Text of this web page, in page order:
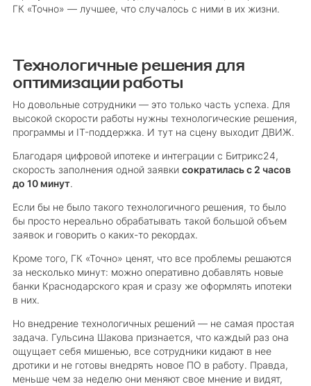
ГК «Точно» — лучшее, что случалось с ними в их жизни.
Технологичные решения для
оптимизации работы
Но довольные сотрудники — это только часть успеха. Для
высокой скорости работы нужны технологические решения,
программы и IT-поддержка. И тут на сцену выходит ДВИЖ.
Благодаря цифровой ипотеке и интеграции с Битрикс24,
скорость заполнения одной заявки сократилась с 2 часов
до 10 минут.
Если бы не было такого технологичного решения, то было
бы просто нереально обрабатывать такой большой объем
заявок и говорить о каких-то рекордах.
Кроме того, ГК «Точно» ценят, что все проблемы решаются
за несколько минут: можно оперативно добавлять новые
банки Краснодарского края и сразу же оформлять ипотеки
в них.
Но внедрение технологичных решений — не самая простая
задача. Гульсина Шакова признается, что каждый раз она
ощущает себя мишенью, все сотрудники кидают в нее
дротики и не готовы внедрять новое ПО в работу. Правда,
меньше чем за неделю они меняют свое мнение и видят,